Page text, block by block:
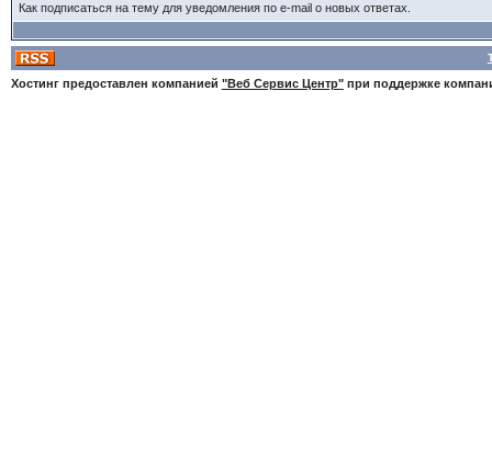
Как подписаться на тему для уведомления по e-mail о новых ответах.
Хостинг предоставлен компанией "Веб Сервис Центр"при поддержке